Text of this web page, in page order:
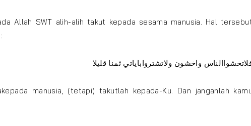
Allah SWT alih-alih takut kepada sesama manusia. Hal
واخشون ولاتشترواباياتي ثمنا قليلا
manusia, (tetapi) takutlah kepada-Ku. Dan janganlah